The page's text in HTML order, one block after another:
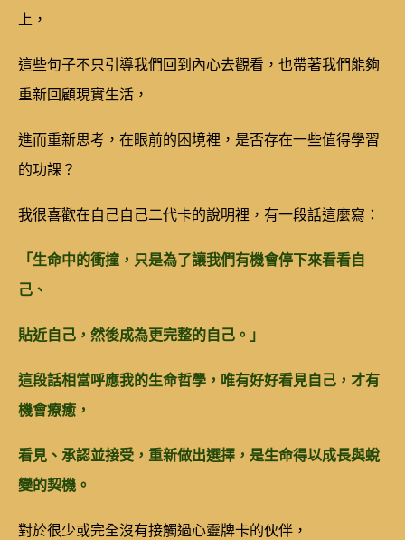
上，
這些句子不只引導我們回到內心去觀看，也帶著我們能夠
重新回顧現實生活，
進而重新思考，在眼前的困境裡，是否存在一些值得學習
的功課？
我很喜歡在自己自己二代卡的說明裡，有一段話這麼寫：
「生命中的衝撞，只是為了讓我們有機會停下來看看自
己、
貼近自己，然後成為更完整的自己。」
這段話相當呼應我的生命哲學，唯有好好看見自己，才有
機會療癒，
看見、承認並接受，重新做出選擇，是生命得以成長與蛻
變的契機。
對於很少或完全沒有接觸過心靈牌卡的伙伴，